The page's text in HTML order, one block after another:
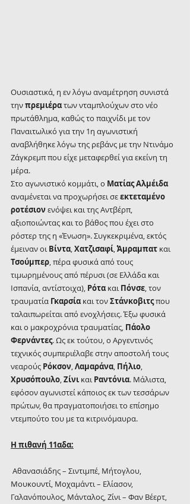
Ουσιαστικά, η εν λόγω αναμέτρηση συνιστά
την πρεμιέρα των νταμπλούχων στο νέο
πρωτάθλημα, καθώς το παιχνίδι με τον
Παναιτωλικό για την 1η αγωνιστική
αναβλήθηκε λόγω της ρεβάνς με την Ντινάμο
Ζάγκρεμπ που είχε μεταφερθεί για εκείνη τη
μέρα.
Στο αγωνιστικό κομμάτι, ο Ματίας Αλμέιδα
αναμένεται να προχωρήσει σε εκτεταμένο
ροτέσιον ενόψει και της Αντβέρπ,
αξιοποιώντας και το βάθος που έχει στο
ρόστερ της η «Ένωση». Συγκεκριμένα, εκτός
έμειναν οι Βίντα, Χατζισαφί, Άμραμπατ και
Τσούμπερ, πέρα φυσικά από τους
τιμωρημένους από πέρυσι (σε Ελλάδα και
Ισπανία, αντίστοιχα), Ρότα και Πόνσε, τον
τραυματία Γκαρσία και τον Στάνκοβιτς που
ταλαιπωρείται από ενοχλήσεις. Έξω φυσικά
και ο μακροχρόνια τραυματίας, Πάολο
Φερνάντες. Ως εκ τούτου, ο Αργεντινός
τεχνικός συμπεριέλαβε στην αποστολή τους
νεαρούς Ρόκσον, Λαμαράνα, Πήλιο,
Χρυσόπουλο, Ζίνι και Ραντόνια. Μάλιστα,
εφόσον αγωνιστεί κάποιος εκ των τεσσάρων
πρώτων, θα πραγματοποιήσει το επίσημο
ντεμπούτο του με τα κιτρινόμαυρα.
Η πιθανή 11αδα:
Μουκουντί, Μοχαμάντι – Ελίασον,
Γαλανόπουλος, Μάνταλος, Ζίνι – Φαν Βέερτ,